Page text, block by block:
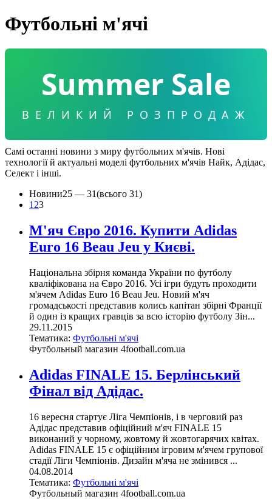
Футбольні м'ячі
Summer Sale
ВЕЛИКИЙ РОЗПРОДАЖ
Самі останні новини з миру футбольних м'ячів. Нові
технології й актуальні моделі футбольних м'ячів Найк, Адідас,
Селект і інші.
Новини25 — 31(всього 31)
1 23
М'яч Євро 2016. Купити Adidas
Euro 16 Beau Jeu у Києві.
Національна збірня команда України по футболу
кваліфікована на Євро 2016. Усі ігри будуть проходити
м'ячем Adidas Euro 16 Beau Jeu. Новий м'яч
громадськості представив колись капітан збірні Франції
й один із кращих гравців за всю історію футболу Зін...
29.11.2015
Тематика: Футбольні м'ячі
Футбольный магазин 4football.com.ua
Adidas FINALE 15. Берлінський
Фінал від Адідас.
16 вересня стартує Ліга Чемпіонів, і в черговий раз
Адідас представив офіційний м'яч FINALE 15
виконаний у чорному, жовтому й жовтогарячих квітах.
Adidas FINALE 15 є офіційним ігровим м'ячем групової
стадії Ліги Чемпіонів. Дизайн м'яча не змінився ...
04.08.2014
Тематика: Футбольні м'ячі
Футбольный магазин 4football.com.ua